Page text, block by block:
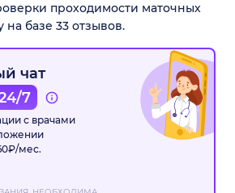
проходимости маточных
на базе 33 отзывов.
чат
7
с врачами
мес.